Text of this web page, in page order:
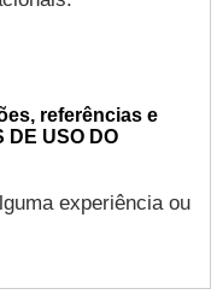
referências e
USO DO
experiência ou